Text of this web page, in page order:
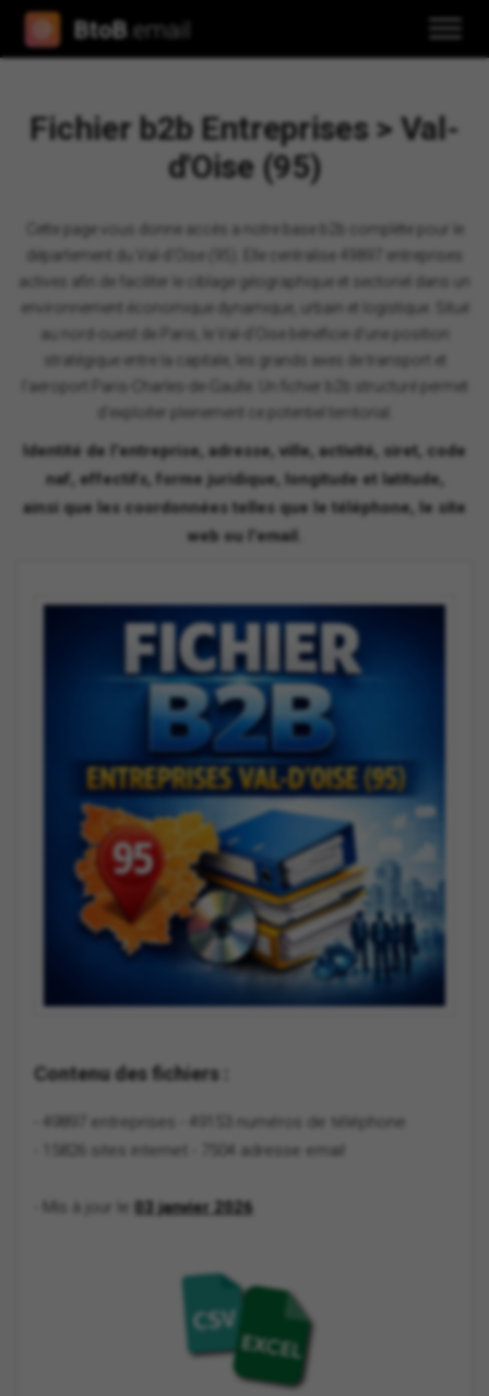
BtoB .email
Fichier b2b Entreprises > Val-
d'Oise (95)
Cette page vous donne accès a notre base b2b complète pour le
département du Val-d'Oise (95). Elle centralise 49897 entreprises
actives afin de faciliter le ciblage géographique et sectoriel dans un
environnement économique dynamique, urbain et logistique. Situé
au nord-ouest de Paris, le Val-d'Oise bénéficie d'une position
stratégique entre la capitale, les grands axes de transport et
l'aeroport Paris-Charles-de-Gaulle. Un fichier b2b structuré permet
d'exploiter pleinement ce potentiel territorial.
Identité de l'entreprise, adresse, ville, activité, siret, code
naf, effectifs, forme juridique, longitude et latitude,
ainsi que les coordonnées telles que le téléphone, le site
web ou l'email.
Contenu des fichiers :
- 49897 entreprises
- 49153 numéros de téléphone
- 15826 sites internet
- 7504 adresse email
- Mis à jour le 03 janvier 2026